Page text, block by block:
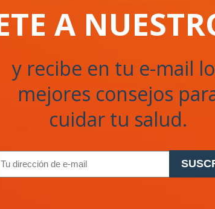
A
y recibe en tu e-mail
mejores consejos
cuidar tu salud.